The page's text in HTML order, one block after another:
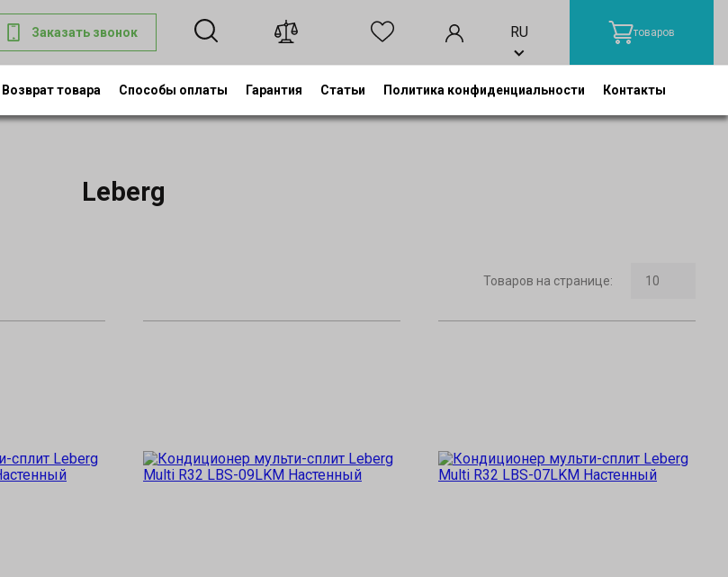
Заказать звонок RU товаров
Возврат товара Способы оплаты Гарантия Статьи Политика конфиденциальности Контакты
Leberg
Товаров на странице: